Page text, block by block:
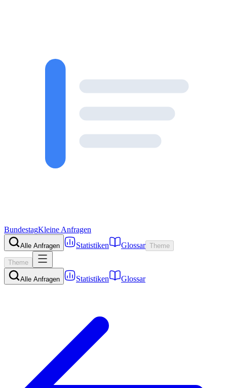
BundestagKleine Anfragen
Alle Anfragen Statistiken Glossar Theme
Theme
Alle Anfragen Statistiken Glossar